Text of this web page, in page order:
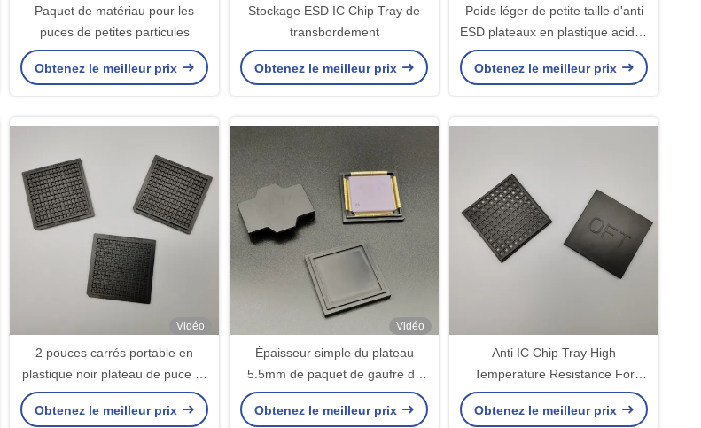
Paquet de matériau pour les
puces de petites particules
Obtenez le meilleur prix
Stockage ESD IC Chip Tray de
transbordement
Obtenez le meilleur prix
Poids léger de petite taille d'anti
ESD plateaux en plastique acides
réutilisables d'OEM
Obtenez le meilleur prix
Vidéo
2 pouces carrés portable en
plastique noir plateau de puce IC
pour les appareils IC
Obtenez le meilleur prix
Vidéo
Épaisseur simple du plateau
5.5mm de paquet de gaufre de
l'ABS QFP de haute qualité
Obtenez le meilleur prix
Anti IC Chip Tray High
Temperature Resistance For
saphir de chargement statique
noir d'ESD
Obtenez le meilleur prix